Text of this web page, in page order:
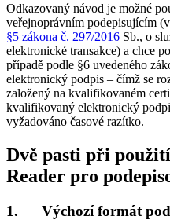
Odkazovaný návod je možné
veřejnoprávním podepisujícím
§5 zákona č. 297/2016 Sb., o
elektronické transakce) a chce
případě podle §6 uvedeného
elektronický podpis – čímž se
založený na kvalifikovaném
kvalifikovaný elektronický
vyžadováno časové razítko.
Dvě pasti při
Reader pro
1. Výchozí formát